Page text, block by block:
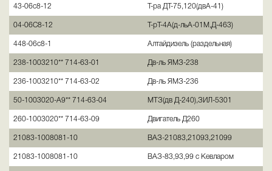
43-06с8-12 Т-ра ДТ-75,120(двА-41)
04-06С8-12 Т-рТ-4А(д-льА-01М,Д-463)
448-06с8-1 Алтайдизель (раздельная)
238-1003210** 714-63-01 Дв-ль ЯМЗ-238
236-1003210** 714-63-02 Дв-ль ЯМЗ-236
50-1003020-А9** 714-63-04 МТЗ(дв Д-240),ЗИЛ-5301
260-1003020** 714-63-09 Двигатель Д260
21083-1008081-10 ВАЗ-21083,21093,21099
21083-1008081-10 ВАЗ-83,93,99 c Кевларом